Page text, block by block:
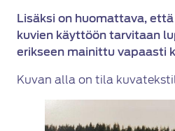
Lisäksi on huomattava,
kuvien käyttöön tarvitaan
erikseen mainittu vapaasti
Kuvan alla on tila